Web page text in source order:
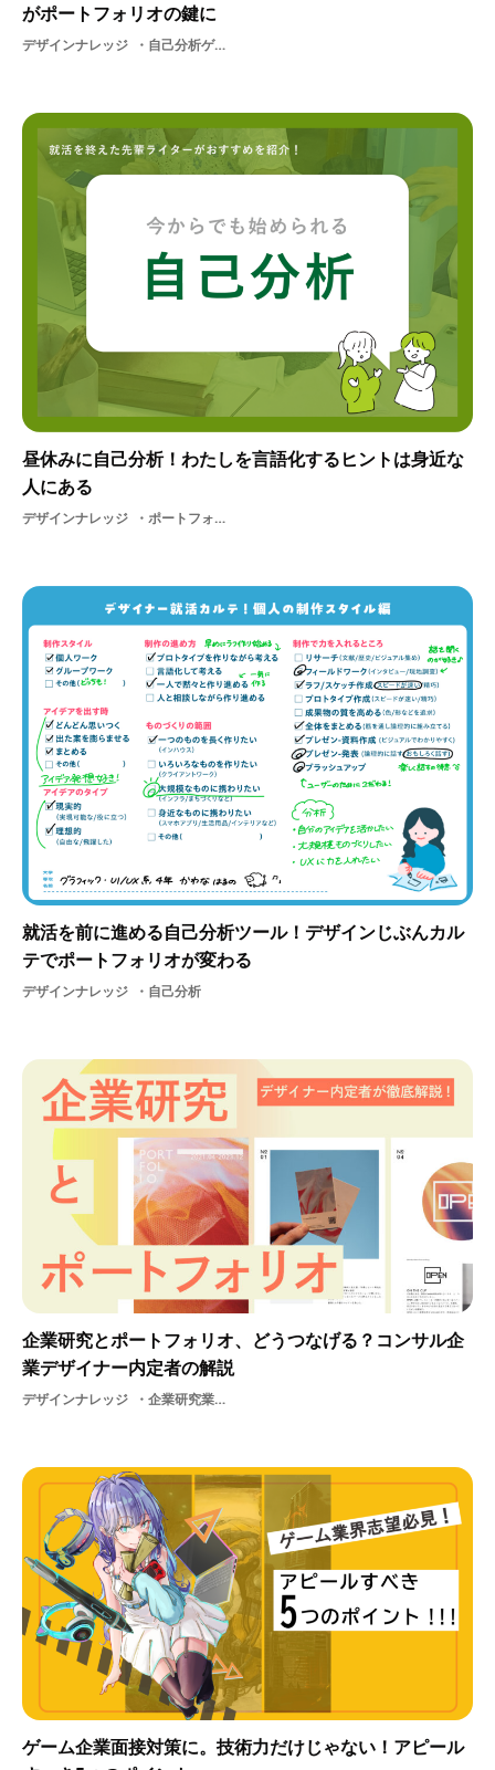
がポートフォリオの鍵に
デザインナレッジ 自己分析ゲーム業界
昼休みに自己分析！わたしを言語化するヒントは身近な
人にある
デザインナレッジ ポートフォリオ自己分析
就活を前に進める自己分析ツール！デザインじぶんカル
テでポートフォリオが変わる
デザインナレッジ 自己分析
企業研究とポートフォリオ、どうつなげる？コンサル企
業デザイナー内定者の解説
デザインナレッジ 企業研究業界リサーチコンサル
ゲーム企業面接対策に。技術力だけじゃない！アピール